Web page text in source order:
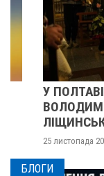
У ПОЛТАВІ
ЛІЩИНСЬКИМ
25 листопада 2025 0
БЛОГИ